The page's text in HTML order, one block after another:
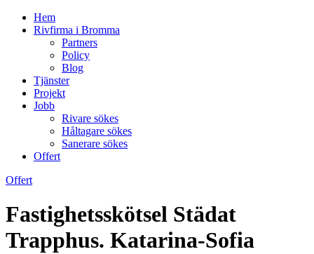
Hem
Rivfirma i Bromma
Partners
Policy
Blog
Tjänster
Projekt
Jobb
Rivare sökes
Håltagare sökes
Sanerare sökes
Offert
Offert
Fastighetsskötsel Städat
Trapphus. Katarina-Sofia